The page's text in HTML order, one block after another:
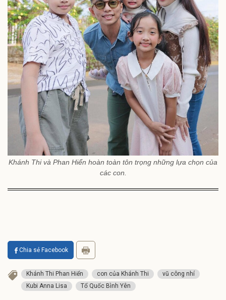
Khánh Thi và Phan Hiển hoàn toàn tôn trọng những lựa chọn của
các con.
Chia sẻ Facebook
Khánh Thi Phan Hiển con của Khánh Thi
vũ công nhí
Kubi Anna Lisa
Tổ Quốc Bình Yên